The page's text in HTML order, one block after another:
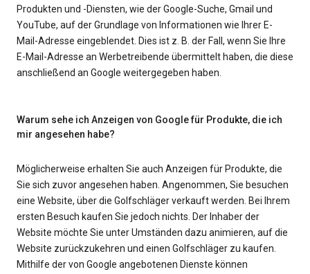
Produkten und -Diensten, wie der Google-Suche, Gmail und
YouTube, auf der Grundlage von Informationen wie Ihrer E-
Mail-Adresse eingeblendet. Dies ist z. B. der Fall, wenn Sie Ihre
E-Mail-Adresse an Werbetreibende übermittelt haben, die diese
anschließend an Google weitergegeben haben.
Warum sehe ich Anzeigen von Google für Produkte, die ich
mir angesehen habe?
Möglicherweise erhalten Sie auch Anzeigen für Produkte, die
Sie sich zuvor angesehen haben. Angenommen, Sie besuchen
eine Website, über die Golfschläger verkauft werden. Bei Ihrem
ersten Besuch kaufen Sie jedoch nichts. Der Inhaber der
Website möchte Sie unter Umständen dazu animieren, auf die
Website zurückzukehren und einen Golfschläger zu kaufen.
Mithilfe der von Google angebotenen Dienste können